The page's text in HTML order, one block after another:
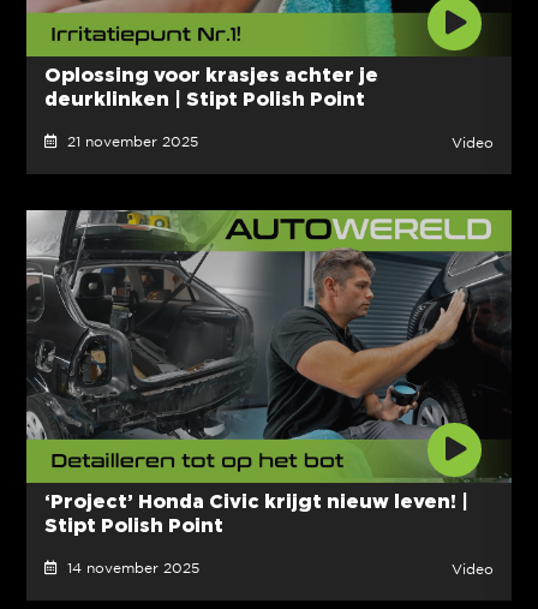
Oplossing voor krasjes achter je
deurklinken | Stipt Polish Point
21 november 2025 Video
‘Project’ Honda Civic krijgt nieuw leven! |
Stipt Polish Point
14 november 2025 Video